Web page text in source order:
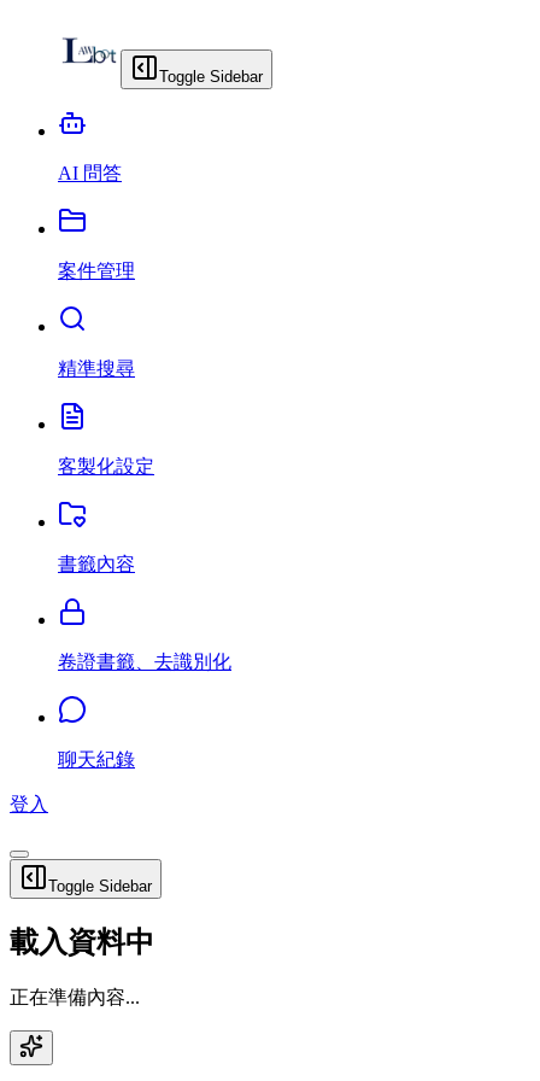
Toggle Sidebar
AI 問答
案件管理
精準搜尋
客製化設定
書籤內容
卷證書籤、去識別化
聊天紀錄
登入
Toggle Sidebar
載入資料中
正在準備內容...